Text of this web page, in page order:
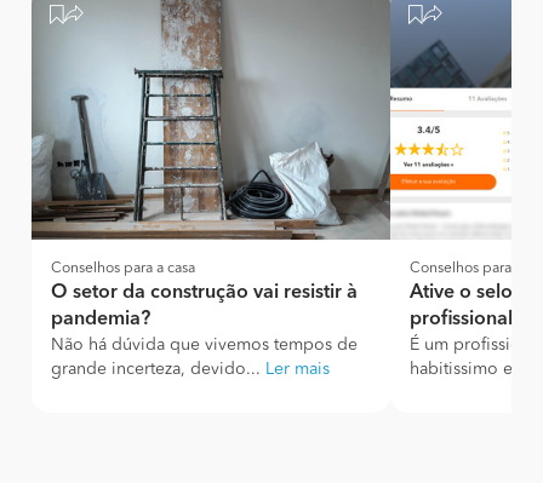
Conselhos para a casa
O setor da construção vai resistir à
pandemia?
Não há dúvida que vivemos tempos de
grande incerteza, devido... Ler mais
Conselhos para a
Ative o selo
profissional
É um
habitissimo e